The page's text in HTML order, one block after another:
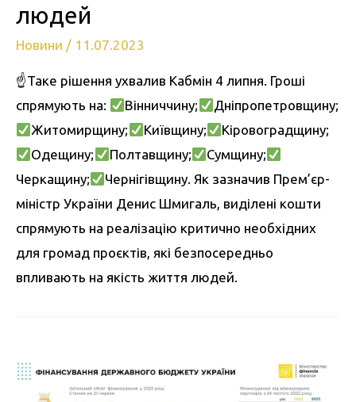
людей
Новини / 11.07.2023
☝Таке рішення ухвалив Кабмін 4 липня. Гроші
спрямують на:
Вінниччину;
Дніпропетровщину;
Житомирщину;
Київщину;
Кіровоградщину;
Одещину;
Полтавщину;
Сумщину;
Черкащину;
Чернігівщину. Як зазначив Прем’єр-
міністр України Денис Шмигаль, виділені кошти
спрямують на реалізацію критично необхідних
для громад проєктів, які безпосередньо
впливають на якість життя людей.